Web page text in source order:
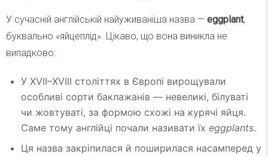
У сучасній англійській найуживаніша назва — eggplant,
буквально «яйцеплід». Цікаво, що вона виникла не
випадково:
У XVII–XVIII століттях в Європі вирощували
особливі сорти баклажанів — невеликі, білуваті
чи жовтуваті, за формою схожі на курячі яйця.
Саме тому англійці почали називати їх eggplants.
Ця назва закріпилася й поширилася насамперед у